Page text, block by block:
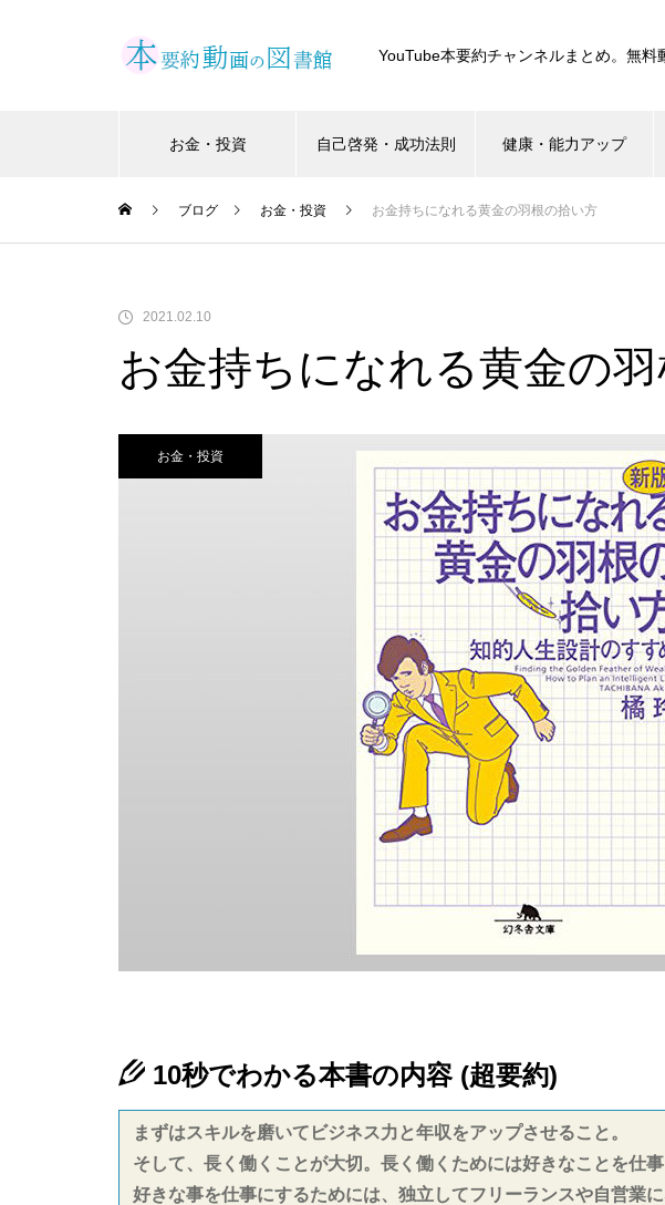
YouTube本要約チャンネルまとめ。無料
お金・投資 自己啓発・成功法則 健康・能力アップ
ブログ お金・投資 お金持ちになれる黄金の羽根の拾い方
2021.02.10
お金持ちになれる黄金の
お金・投資
10秒でわかる本書の内容 (超要約)
まずはスキルを磨いてビジネス力と年収をアップさせること。
そして、長く働くことが大切。長く働くためには好きなことを仕事
好きな事を仕事にするためには、独立してフリーランスや自営業に